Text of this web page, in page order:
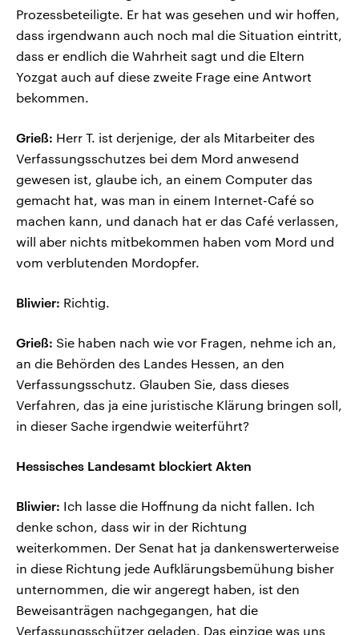
Prozessbeteiligte. Er hat was gesehen und wir hoffen,
dass irgendwann auch noch mal die Situation eintritt,
dass er endlich die Wahrheit sagt und die Eltern
Yozgat auch auf diese zweite Frage eine Antwort
bekommen.
Grieß: Herr T. ist derjenige, der als Mitarbeiter des
Verfassungsschutzes bei dem Mord anwesend
gewesen ist, glaube ich, an einem Computer das
gemacht hat, was man in einem Internet-Café so
machen kann, und danach hat er das Café verlassen,
will aber nichts mitbekommen haben vom Mord und
vom verblutenden Mordopfer.
Bliwier: Richtig.
Grieß: Sie haben nach wie vor Fragen, nehme ich an,
an die Behörden des Landes Hessen, an den
Verfassungsschutz. Glauben Sie, dass dieses
Verfahren, das ja eine juristische Klärung bringen soll,
in dieser Sache irgendwie weiterführt?
Hessisches Landesamt blockiert Akten
Bliwier: Ich lasse die Hoffnung da nicht fallen. Ich
denke schon, dass wir in der Richtung
weiterkommen. Der Senat hat ja dankenswerterweise
in diese Richtung jede Aufklärungsbemühung bisher
unternommen, die wir angeregt haben, ist den
Beweisanträgen nachgegangen, hat die
Verfassungsschützer geladen. Das einzige was uns